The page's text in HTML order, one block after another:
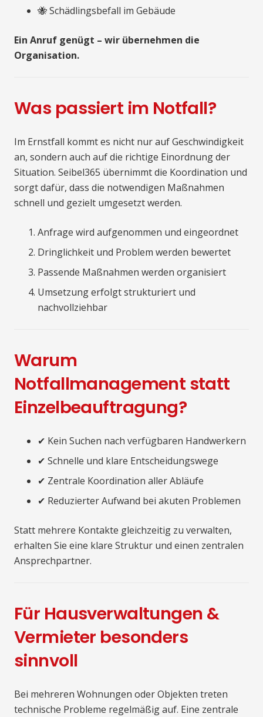
🐝 Schädlingsbefall im Gebäude
Ein Anruf genügt – wir übernehmen die
Organisation.
Was passiert im Notfall?
Im Ernstfall kommt es nicht nur auf Geschwindigkeit
an, sondern auch auf die richtige Einordnung der
Situation. Seibel365 übernimmt die Koordination und
sorgt dafür, dass die notwendigen Maßnahmen
schnell und gezielt umgesetzt werden.
Anfrage wird aufgenommen und eingeordnet
Dringlichkeit und Problem werden bewertet
Passende Maßnahmen werden organisiert
Umsetzung erfolgt strukturiert und
nachvollziehbar
Warum
Notfallmanagement statt
Einzelbeauftragung?
✔ Kein Suchen nach verfügbaren Handwerkern
✔ Schnelle und klare Entscheidungswege
✔ Zentrale Koordination aller Abläufe
✔ Reduzierter Aufwand bei akuten Problemen
Statt mehrere Kontakte gleichzeitig zu verwalten,
erhalten Sie eine klare Struktur und einen zentralen
Ansprechpartner.
Für Hausverwaltungen &
Vermieter besonders
sinnvoll
Bei mehreren Wohnungen oder Objekten treten
technische Probleme regelmäßig auf. Eine zentrale